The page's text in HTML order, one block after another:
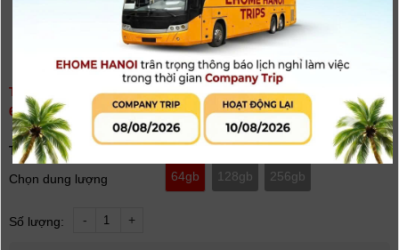
THẺ NHỚ LEXAR PROFESSIONAL 800X PRO SDXC UHS-I V30
64GB/128GB/256GB
người đánh giá)
Tình trạng:
Chọn dung lượng
64gb 128gb 256gb
Số lượng: - +